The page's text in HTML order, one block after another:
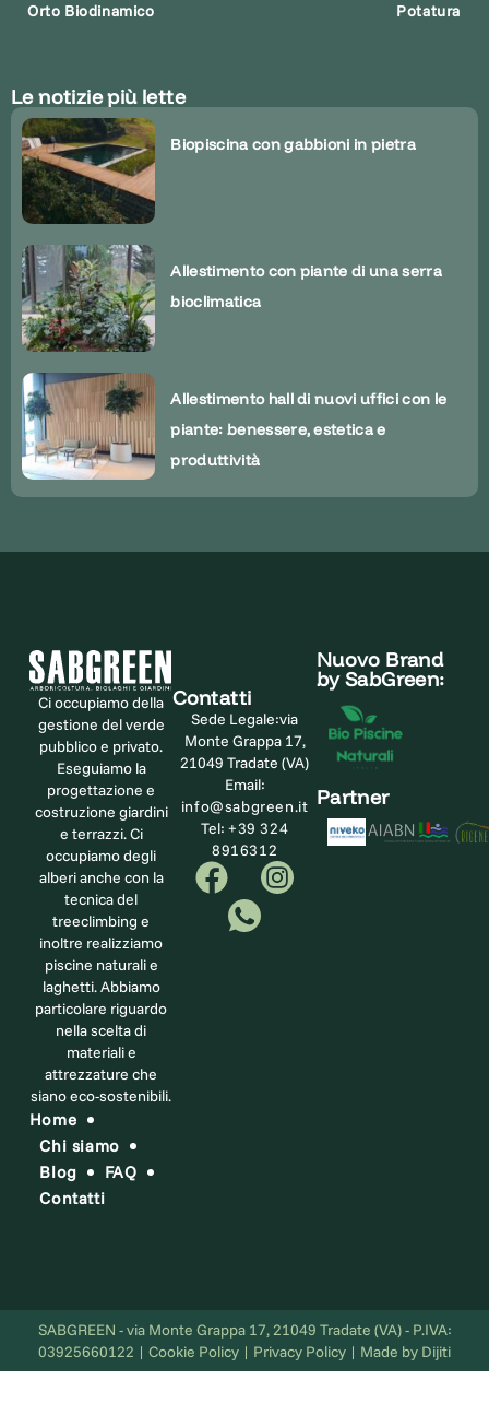
Orto Biodinamico Potatura
Le notizie più lette
Biopiscina con gabbioni in pietra
Allestimento con piante di una serra
bioclimatica
Allestimento hall di nuovi uffici con le
piante: benessere, estetica e
produttività
Ci occupiamo della
gestione del verde
pubblico e privato.
Eseguiamo la
progettazione e
costruzione giardini
e terrazzi. Ci
occupiamo degli
alberi anche con la
tecnica del
treeclimbing e
inoltre realizziamo
piscine naturali e
laghetti. Abbiamo
particolare riguardo
nella scelta di
materiali e
attrezzature che
siano eco-sostenibili.
Home
Chi siamo
Blog
FAQ
Contatti
Contatti
Sede Legale:via
Monte Grappa 17,
21049 Tradate (VA)
Email:
info@sabgreen.it
Tel: +39 324
8916312
Nuovo Brand
by SabGreen:
Partner
SABGREEN - via Monte Grappa 17, 21049 Tradate (VA) - P.IVA:
03925660122 | Cookie Policy | Privacy Policy | Made by Dijiti